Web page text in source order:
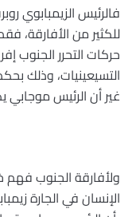
فالرئيس الزيمبابوي
للكثير من الأفارقة،
حركات التحرر الجنوب
التسيعينيات، وذلك
غير أن الرئيس موجابي
ولأفارقة الجنوب
الإنسان في الجارة